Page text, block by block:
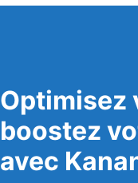
Optimisez
boostez
avec